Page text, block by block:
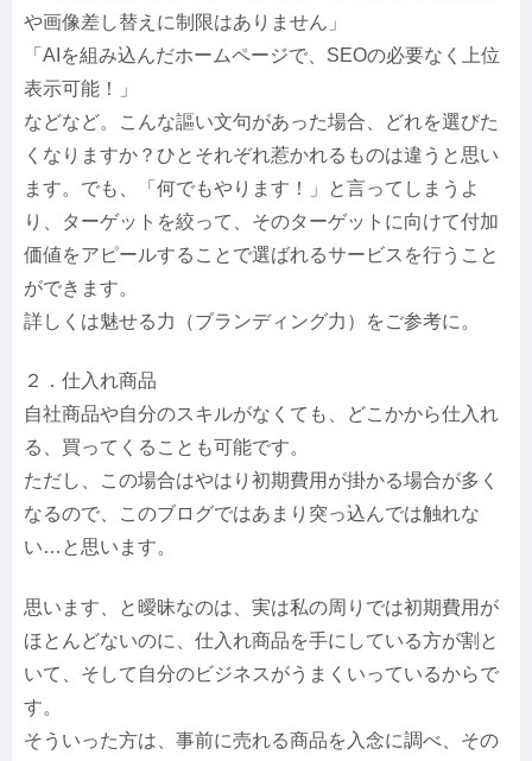
や画像差し替えに制限はありません」
「AIを組み込んだホームページで、SEOの必要なく上位
表示可能！」
などなど。こんな謳い文句があった場合、どれを選びた
くなりますか？ひとそれぞれ惹かれるものは違うと思い
ます。でも、「何でもやります！」と言ってしまうよ
り、ターゲットを絞って、そのターゲットに向けて付加
価値をアピールすることで選ばれるサービスを行うこと
ができます。
詳しくは魅せる力（ブランディング力）をご参考に。
２．仕入れ商品
自社商品や自分のスキルがなくても、どこかから仕入れ
る、買ってくることも可能です。
ただし、この場合はやはり初期費用が掛かる場合が多く
なるので、このブログではあまり突っ込んでは触れな
い…と思います。
思います、と曖昧なのは、実は私の周りでは初期費用が
ほとんどないのに、仕入れ商品を手にしている方が割と
いて、そして自分のビジネスがうまくいっているからで
す。
そういった方は、事前に売れる商品を入念に調べ、その